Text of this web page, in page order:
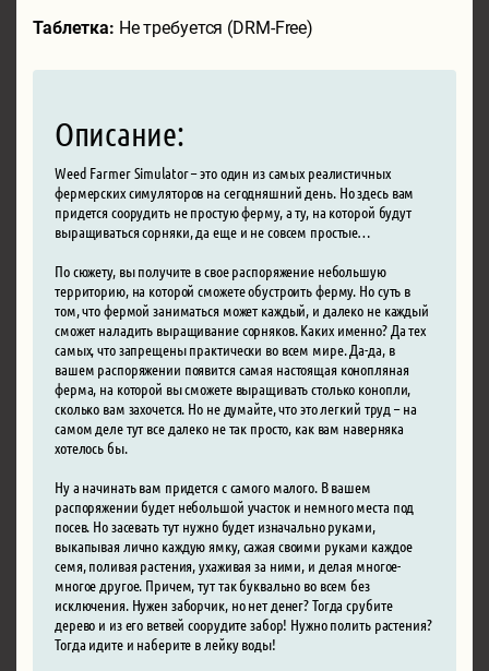
Таблетка: Не требуется (DRM-Free)
Описание:
Weed Farmer Simulator – это один из самых реалистичных
фермерских симуляторов на сегодняшний день. Но здесь вам
придется соорудить не простую ферму, а ту, на которой будут
выращиваться сорняки, да еще и не совсем простые…
По сюжету, вы получите в свое распоряжение небольшую
территорию, на которой сможете обустроить ферму. Но суть в
том, что фермой заниматься может каждый, и далеко не каждый
сможет наладить выращивание сорняков. Каких именно? Да тех
самых, что запрещены практически во всем мире. Да-да, в
вашем распоряжении появится самая настоящая конопляная
ферма, на которой вы сможете выращивать столько конопли,
сколько вам захочется. Но не думайте, что это легкий труд – на
самом деле тут все далеко не так просто, как вам наверняка
хотелось бы.
Ну а начинать вам придется с самого малого. В вашем
распоряжении будет небольшой участок и немного места под
посев. Но засевать тут нужно будет изначально руками,
выкапывая лично каждую ямку, сажая своими руками каждое
семя, поливая растения, ухаживая за ними, и делая многое-
многое другое. Причем, тут так буквально во всем без
исключения. Нужен заборчик, но нет денег? Тогда срубите
дерево и из его ветвей соорудите забор! Нужно полить растения?
Тогда идите и наберите в лейку воды!